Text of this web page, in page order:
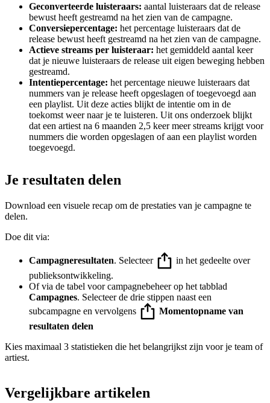
Geconverteerde luisteraars: aantal luisteraars dat de release
bewust heeft gestreamd na het zien van de campagne.
Conversiepercentage: het percentage luisteraars dat de
release bewust heeft gestreamd na het zien van de campagne.
Actieve streams per luisteraar: het gemiddeld aantal keer
dat je nieuwe luisteraars de release uit eigen beweging hebben
gestreamd.
Intentiepercentage: het percentage nieuwe luisteraars dat
nummers van je release heeft opgeslagen of toegevoegd aan
een playlist. Uit deze acties blijkt de intentie om in de
toekomst weer naar je te luisteren. Uit ons onderzoek blijkt
dat een artiest na 6 maanden 2,5 keer meer streams krijgt voor
nummers die worden opgeslagen of aan een playlist worden
toegevoegd.
Je resultaten delen
Download een visuele recap om de prestaties van je campagne te
delen.
Doe dit via:
Campagneresultaten. Selecteer
in het gedeelte over
publieksontwikkeling.
Of via de tabel voor campagnebeheer op het tabblad
Campagnes. Selecteer de drie stippen naast een
subcampagne en vervolgens
Momentopname van
resultaten delen
Kies maximaal 3 statistieken die het belangrijkst zijn voor je team of
artiest.
Vergelijkbare artikelen